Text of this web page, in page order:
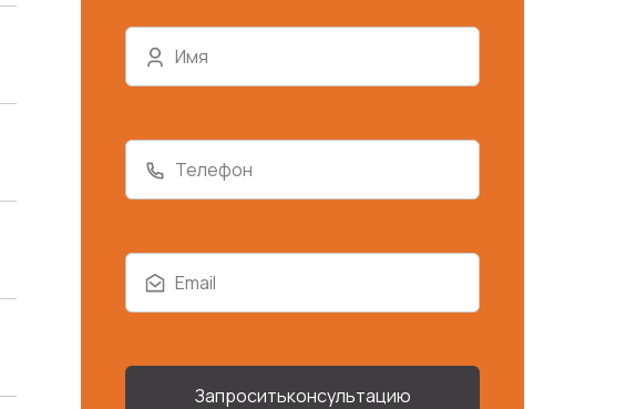
Имя
Телефон
Email
Запроситьконсультацию